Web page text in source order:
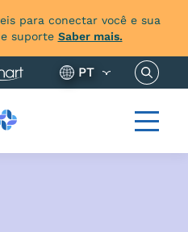
para conectar você e sua
suporte Saber mais.
PT